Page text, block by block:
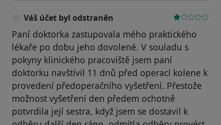
Váš účet byl odstraněn
Paní doktorka zastupovala mého praktického
lékaře po dobu jeho dovolené. V souladu s
pokyny klinického pracoviště jsem paní
doktorku navštívil 11 dnů před operací kolene k
provedení předoperačního vyšetření. Přestože
možnost vyšetření den předem ochotně
potvrdila její sestra, když jsem se dostavil k